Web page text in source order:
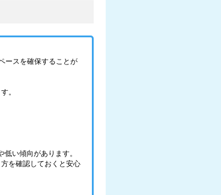
ースを確保することが
。
い傾向があります。
を確認しておくと安心